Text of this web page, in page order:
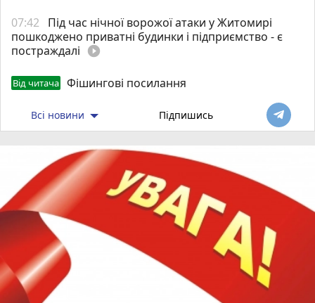
07:42
Під час нічної ворожої атаки у Житомирі
пошкоджено приватні будинки і підприємство - є
постраждалі play_circle_filled
Від читача Фішингові посилання
Всі новини Підпишись